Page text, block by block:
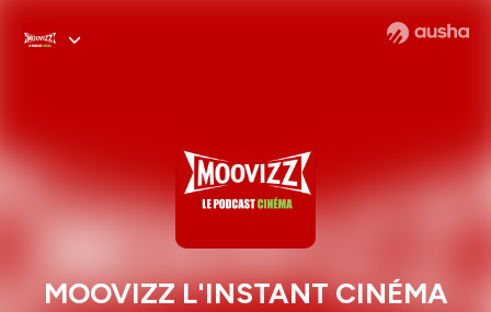
MOOVIZZ L'INSTANT CINÉMA